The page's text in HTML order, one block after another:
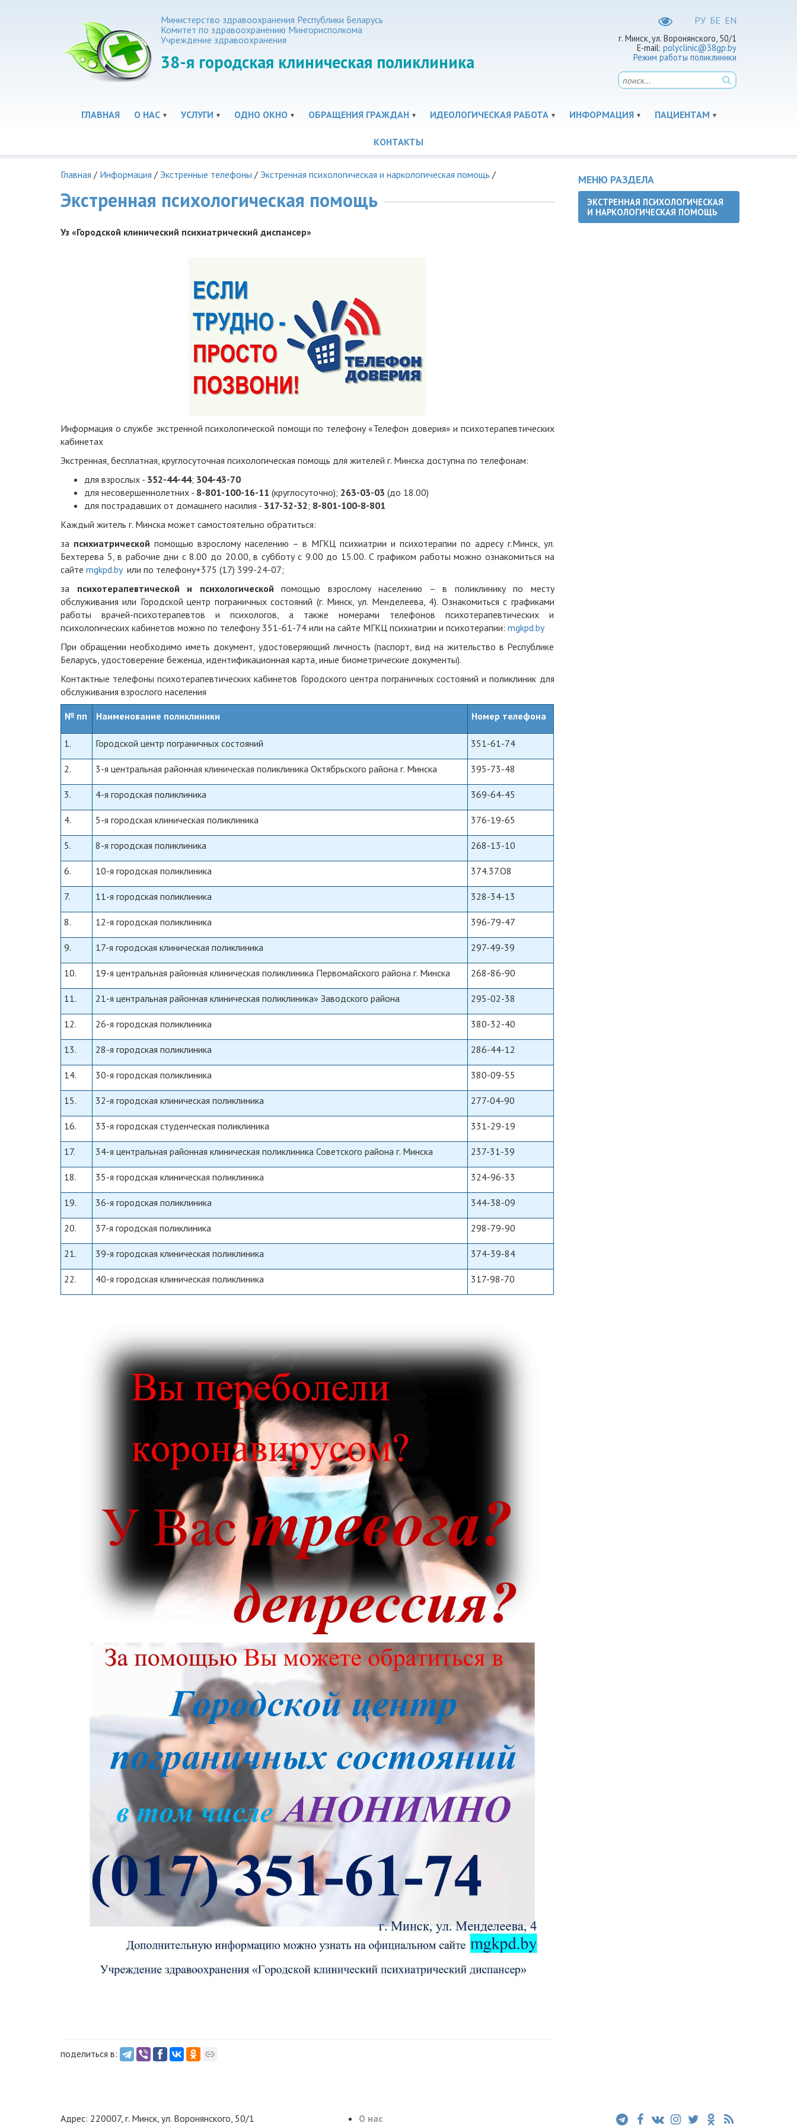
РУ БЕ EN
г. Минск, ул. Воронянского, 50/1
E-mail: polyclinic@38gp.by
Режим работы поликлиники
Министерство здравоохранения Республики Беларусь
Комитет по здравоохранению Мингорисполкома
Учреждение здравоохранения
38-я городская клиническая поликлиника
ГЛАВНАЯ О НАС УСЛУГИ ОДНО ОКНО ОБРАЩЕНИЯ ГРАЖДАН ИДЕОЛОГИЧЕСКАЯ РАБОТА ИНФОРМАЦИЯ ПАЦИЕНТАМ
КОНТАКТЫ
Главная / Информация / Экстренные телефоны / Экстренная психологическая и наркологическая помощь /
Экстренная психологическая помощь
Уз «Городской клинический психиатрический диспансер»
Информация о службе экстренной психологической помощи по телефону «Телефон доверия» и психотерапевтических
кабинетах
Экстренная, бесплатная, круглосуточная психологическая помощь для жителей г. Минска доступна по телефонам:
для взрослых - 352-44-44; 304-43-70
для несовершеннолетних - 8-801-100-16-11 (круглосуточно); 263-03-03 (до 18.00)
для пострадавших от домашнего насилия - 317-32-32; 8-801-100-8-801
Каждый житель г. Минска может самостоятельно обратиться:
за психиатрической помощью взрослому населению – в МГКЦ психиатрии и психотерапии по адресу г.Минск, ул.
Бехтерева 5, в рабочие дни с 8.00 до 20.00, в субботу с 9.00 до 15.00. С графиком работы можно ознакомиться на
сайте mgkpd.byили по телефону+375 (17) 399-24-07;
за психотерапевтической и психологической помощью взрослому населению – в поликлинику по месту
обслуживания или Городской центр пограничных состояний (г. Минск, ул. Менделеева, 4). Ознакомиться с графиками
работы врачей-психотерапевтов и психологов, а также номерами телефонов психотерапевтических и
психологических кабинетов можно по телефону 351-61-74 или на сайте МГКЦ психиатрии и психотерапии: mgkpd.by
При обращении необходимо иметь документ, удостоверяющий личность (паспорт, вид на жительство в Республике
Беларусь, удостоверение беженца, идентификационная карта, иные биометрические документы).
Контактные телефоны психотерапевтических кабинетов Городского центра пограничных состояний и поликлиник для
обслуживания взрослого населения
№ пп Наименование поликлиники Номер телефона
1. Городской центр пограничных состояний 351-61-74
2. 3-я центральная районная клиническая поликлиника Октябрьского района г. Минска 395-73-48
3. 4-я городская поликлиника 369-64-45
4. 5-я городская клиническая поликлиника 376-19-65
5. 8-я городская поликлиника 268-13-10
6. 10-я городская поликлиника 374.37.O8
7. 11-я городская поликлиника 328-34-13
8. 12-я городская поликлиника 396-79-47
9. 17-я городская клиническая поликлиника 297-49-39
10. 19-я центральная районная клиническая поликлиника Первомайского района г. Минска 268-86-90
11. 21-я центральная районная клиническая поликлиника» Заводского района 295-02-38
12. 26-я городская поликлиника 380-32-40
13. 28-я городская поликлиника 286-44-12
14. 30-я городская поликлиника 380-09-55
15. 32-я городская клиническая поликлиника 277-04-90
16. 33-я городская студенческая поликлиника 331-29-19
17. 34-я центральная районная клиническая поликлиника Советского района г. Минска 237-31-39
18. 35-я городская клиническая поликлиника 324-96-33
19. 36-я городская поликлиника 344-38-09
20. 37-я городская поликлиника 298-79-90
21. 39-я городская клиническая поликлиника 374-39-84
22. 40-я городская клиническая поликлиника 317-98-70
поделиться в:
МЕНЮ РАЗДЕЛА
ЭКСТРЕННАЯ ПСИХОЛОГИЧЕСКАЯ
И НАРКОЛОГИЧЕСКАЯ ПОМОЩЬ
Адрес: 220007, г. Минск, ул. Воронянского, 50/1
О нас